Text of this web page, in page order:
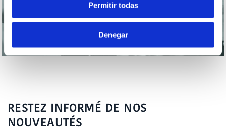
Permitir todas
Denegar
RESTEZ INFORMÉ DE NOS
NOUVEAUTÉS